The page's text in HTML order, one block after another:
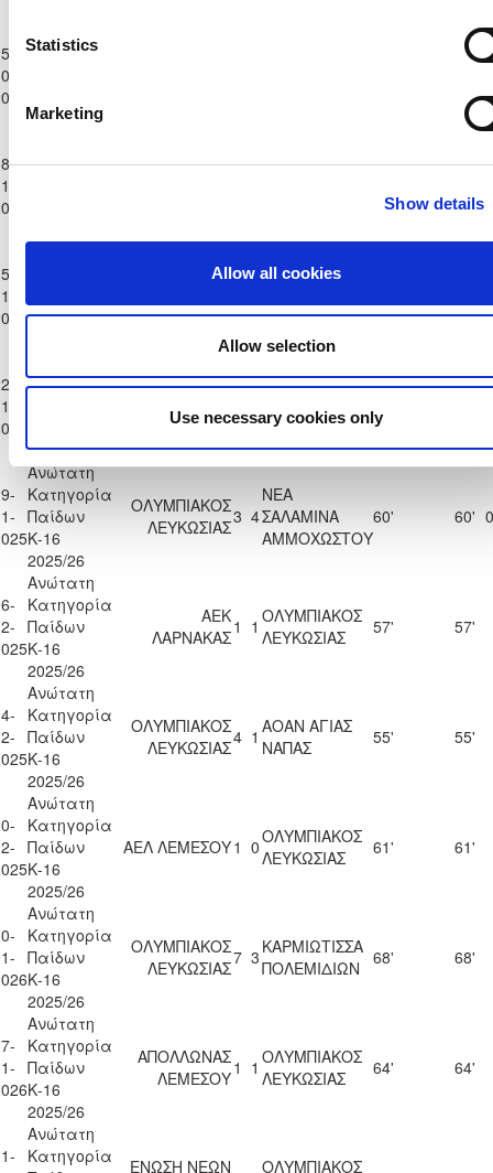
Statistics
Marketing
Show details
Allow all cookies
Allow selection
Use necessary cookies only
Κατηγορία
2025/26
Κατηγορία
Κ-16
ΟΛΥΜΠΙΑΚΟΣ
ΛΕΥΚΩΣΙΑΣ
Κατηγορία
2025/26
ΑΠΟΕΛ
ΛΕΥΚΩΣΙΑΣ
ΟΛΥΜΠΙΑΚΟΣ
ΛΕΥΚΩΣΙΑΣ
66'
Ανώτατη
Κατηγορία
Παίδων
Κ-16
2025/26
ΟΛΥΜΠΙΑΚΟΣ
ΛΕΥΚΩΣΙΑΣ3 4
ΝΕΑ
ΣΑΛΑΜΙΝΑ
ΑΜΜΟΧΩΣΤΟΥ
60' 60'
Ανώτατη
Κατηγορία
Παίδων
Κ-16
2025/26
ΑΕΚ
ΛΑΡΝΑΚΑΣ1 1 ΟΛΥΜΠΙΑΚΟΣ
ΛΕΥΚΩΣΙΑΣ
57' 57'
Ανώτατη
Κατηγορία
Παίδων
Κ-16
2025/26
ΟΛΥΜΠΙΑΚΟΣ
ΛΕΥΚΩΣΙΑΣ4 1 ΑΟΑΝ ΑΓΙΑΣ
ΝΑΠΑΣ
55' 55'
Ανώτατη
Κατηγορία
Παίδων
Κ-16
2025/26
ΑΕΛ ΛΕΜΕΣΟΥ1 0ΟΛΥΜΠΙΑΚΟΣ
ΛΕΥΚΩΣΙΑΣ
61' 61'
Ανώτατη
Κατηγορία
Παίδων
Κ-16
2025/26
ΟΛΥΜΠΙΑΚΟΣ
ΛΕΥΚΩΣΙΑΣ7 3 ΚΑΡΜΙΩΤΙΣΣΑ
ΠΟΛΕΜΙΔΙΩΝ
68' 68'
Ανώτατη
Κατηγορία
Παίδων
Κ-16
2025/26
ΑΠΟΛΛΩΝΑΣ
ΛΕΜΕΣΟΥ1 1 ΟΛΥΜΠΙΑΚΟΣ
ΛΕΥΚΩΣΙΑΣ
64' 64'
Ανώτατη
Κατηγορία
ΕΝΩΣΗ ΝΕΩΝ ΟΛΥΜΠΙΑΚΟΣ